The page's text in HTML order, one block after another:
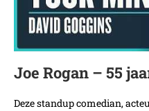
Joe Rogan – 55
Deze standup comedian,